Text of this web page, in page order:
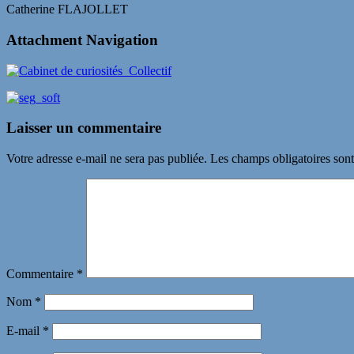
Catherine FLAJOLLET
Attachment Navigation
Laisser un commentaire
Votre adresse e-mail ne sera pas publiée. Les champs obligatoires
Commentaire *
Nom *
E-mail *